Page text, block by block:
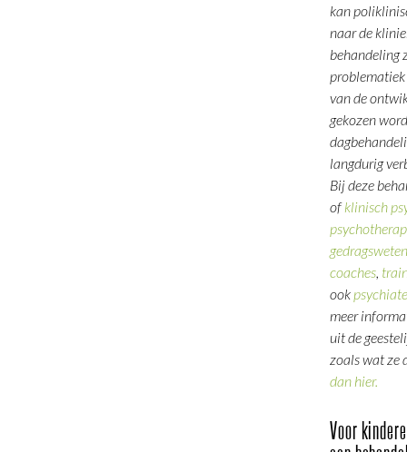
kan
naar de
behandeling
van de
gekozen
langdurig
Bij deze
ofklinisch
coaches,
ook
meer
uit de
zoals wat ze
dan hier.
Voor